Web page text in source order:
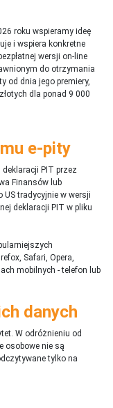
roku wspieramy ideę
i wspiera konkretne
wersji on-line
do otrzymania
od dnia jego premiery,
dla ponad 9 000
e-pity
PIT przez
Finansów lub
tradycyjnie w wersji
deklaracji PIT w pliku
Safari, Opera,
mobilnych - telefon lub
danych
W odróżnieniu od
osobowe nie są
tylko na